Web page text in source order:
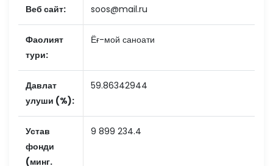
Веб сайт: soos@mail.ru
Фаолият
тури:
Ёғ-мой саноати
Давлат
улуши (%):
59.86342944
Устав
фонди
(минг.
9 899 234.4